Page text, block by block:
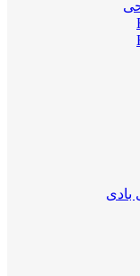
بادی